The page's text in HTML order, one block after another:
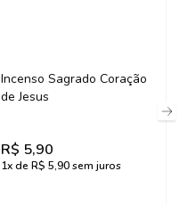
Incenso Sagrado Coração
de Jesus
R$ 5,90
1x de R$ 5,90sem juros